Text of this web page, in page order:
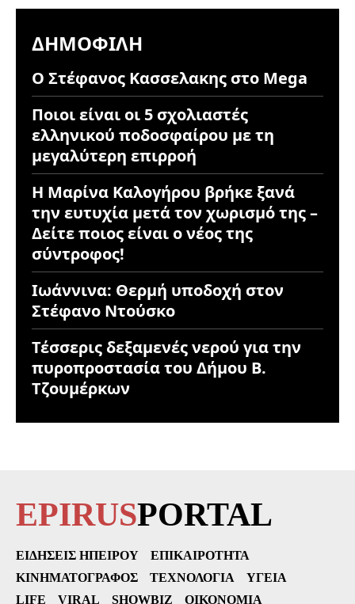
ΔΗΜΟΦΙΛΉ
Ο Στέφανος Κασσελακης στο Mega
Ποιοι είναι οι 5 σχολιαστές
ελληνικού ποδοσφαίρου με τη
μεγαλύτερη επιρροή
Η Μαρίνα Καλογήρου βρήκε ξανά
την ευτυχία μετά τον χωρισμό της –
Δείτε ποιος είναι ο νέος της
σύντροφος!
Ιωάννινα: Θερμή υποδοχή στον
Στέφανο Ντούσκο
Τέσσερις δεξαμενές νερού για την
πυροπροστασία του Δήμου Β.
Τζουμέρκων
EPIRUSPORTAL
ΕΙΔΉΣΕΙΣ ΗΠΕΊΡΟΥ
ΕΠΙΚΑΙΡΌΤΗΤΑ
ΚΙΝΗΜΑΤΟΓΡΆΦΟΣ
ΤΕΧΝΟΛΟΓΊΑ
ΥΓΕΊΑ
LIFE
VIRAL SHOWBIZ
ΟΙΚΟΝΟΜΊΑ